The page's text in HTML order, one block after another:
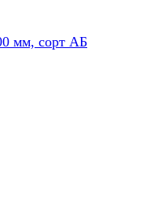
мм, сорт АБ